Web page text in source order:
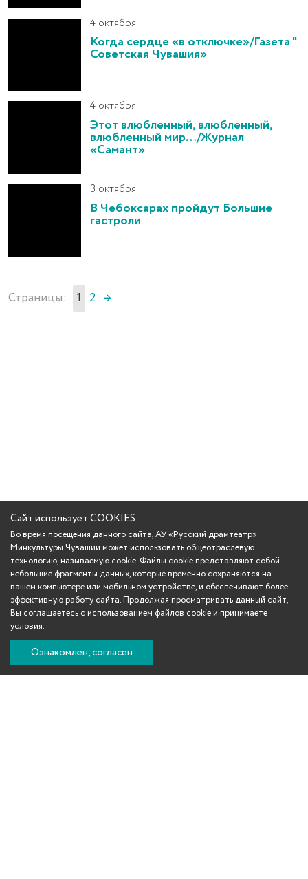
4 октября
Когда сердце «в отключке»/Газета "
Советская Чувашия»
4 октября
Этот влюбленный, влюбленный,
влюбленный мир…/Журнал
«Самант»
3 октября
В Чебоксарах пройдут Большие
гастроли
Страницы: 1 2 →
Сайт использует COOKIES
Во время посещения данного сайта, АУ «Русский драмтеатр»
Минкультуры Чувашии может использовать общеотраслевую
технологию, называемую cookie. Файлы cookie представляют собой
небольшие фрагменты данных, которые временно сохраняются на
вашем компьютере или мобильном устройстве, и обеспечивают более
эффективную работу сайта. Продолжая просматривать данный сайт,
Вы соглашаетесь с использованием файлов cookie и принимаете
условия.
Ознакомлен, согласен